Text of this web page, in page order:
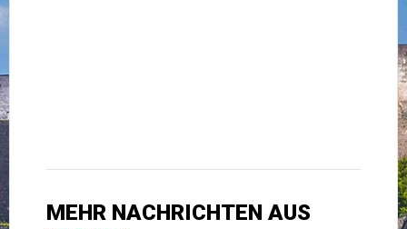
MEHR NACHRICHTEN AUS